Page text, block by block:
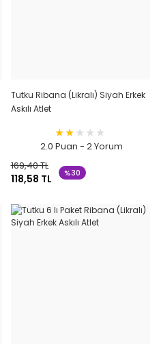
Tutku Ribana (Likralı) Siyah Erkek
Askılı Atlet
2.0 Puan - 2 Yorum
169,40 TL
118,58 TL %30